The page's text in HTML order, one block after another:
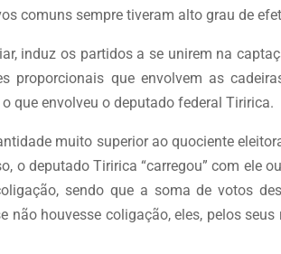
comuns sempre tiveram alto grau de
induz os partidos a se unirem na
proporcionais que envolvem as
que envolveu o deputado federal Tiririca.
muito superior ao quociente
o deputado Tiririca “carregou” com ele
sendo que a soma de votos
houvesse coligação, eles, pelos seus